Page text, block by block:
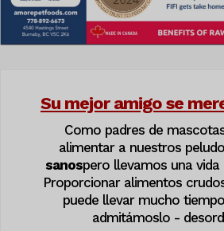
Su mejor amigo se
Como padres de
alimentar a nuestros
sanospero llevamos una
Proporcionar alimentos
puede llevar mucho
admitámoslo -